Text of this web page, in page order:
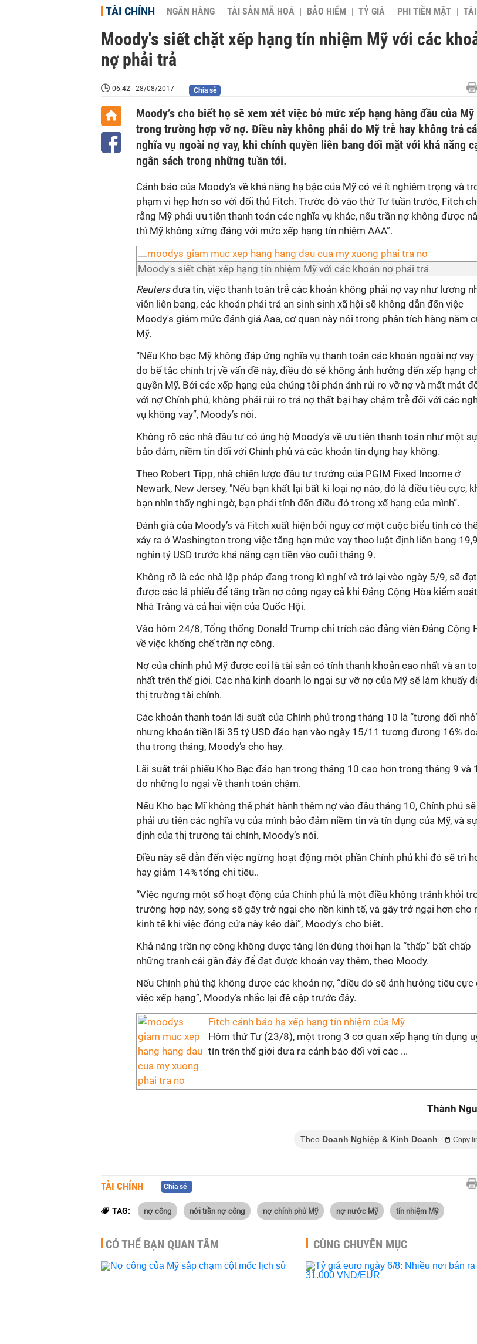
TÀI CHÍNH NGÂN HÀNG TÀI SẢN MÃ HOÁ BẢO HIỂM TỶ GIÁ PHI TIỀN MẶT
Moody's siết chặt xếp hạng tín nhiệm Mỹ với các
nợ phải trả
06:42 | 28/08/2017 Chia sẻ
Moody’s cho biết họ sẽ xem xét việc bỏ mức xếp hạng hàng đầu của Mỹ
trong trường hợp vỡ nợ. Điều này không phải do Mỹ trễ hay không trả
nghĩa vụ ngoài nợ vay, khi chính quyền liên bang đối mặt với khả năng
ngân sách trong những tuần tới.
Cảnh báo của Moody’s về khả năng hạ bậc của Mỹ có vẻ ít nghiêm trọng và
phạm vi hẹp hơn so với đối thủ Fitch. Trước đó vào thứ Tư tuần trước, Fitch
rằng Mỹ phải ưu tiên thanh toán các nghĩa vụ khác, nếu trần nợ không được
thì Mỹ không xứng đáng với mức xếp hạng tín nhiệm AAA”.
Moody's siết chặt xếp hạng tín nhiệm Mỹ với các khoản nợ phải trả
Reutersđưa tin, việc thanh toán trễ các khoản không phải nợ vay như lương
viên liên bang, các khoản phải trả an sinh sinh xã hội sẽ không dẫn đến việc
Moody's giảm mức đánh giá Aaa, cơ quan này nói trong phân tích hàng năm
Mỹ.
“Nếu Kho bạc Mỹ không đáp ứng nghĩa vụ thanh toán các khoản ngoài nợ vay
do bế tắc chính trị về vấn đề này, điều đó sẽ không ảnh hưởng đến xếp hạng
quyền Mỹ. Bởi các xếp hạng của chúng tôi phản ánh rủi ro vỡ nợ và mất mát
với nợ Chính phủ, không phải rủi ro trả nợ thất bại hay chậm trễ đối với các
vụ không vay”, Moody’s nói.
Không rõ các nhà đầu tư có ủng hộ Moody’s về ưu tiên thanh toán như một
bảo đảm, niềm tin đối với Chính phủ và các khoản tín dụng hay không.
Theo Robert Tipp, nhà chiến lược đầu tư trưởng của PGIM Fixed Income ở
Newark, New Jersey, "Nếu bạn khất lại bất kì loại nợ nào, đó là điều tiêu cực,
bạn nhìn thấy nghi ngờ, bạn phải tính đến điều đó trong xế hạng của mình”.
Đánh giá của Moody’s và Fitch xuất hiện bởi nguy cơ một cuộc biểu tình có
xảy ra ở Washington trong việc tăng hạn mức vay theo luật định liên bang 19,9
nghìn tỷ USD trước khả năng cạn tiền vào cuối tháng 9.
Không rõ là các nhà lập pháp đang trong kì nghỉ và trở lại vào ngày 5/9, sẽ đạt
được các lá phiếu để tăng trần nợ công ngay cả khi Đảng Cộng Hòa kiểm soát
Nhà Trắng và cả hai viện của Quốc Hội.
Vào hôm 24/8, Tổng thống Donald Trump chỉ trích các đảng viên Đảng Cộng
về việc khống chế trần nợ công.
Nợ của chính phủ Mỹ được coi là tài sản có tính thanh khoản cao nhất và an
nhất trên thế giới. Các nhà kinh doanh lo ngại sự vỡ nợ của Mỹ sẽ làm khuấy
thị trường tài chính.
Các khoản thanh toán lãi suất của Chính phủ trong tháng 10 là “tương đối
nhưng khoản tiền lãi 35 tỷ USD đáo hạn vào ngày 15/11 tương đương 16%
thu trong tháng, Moody’s cho hay.
Lãi suất trái phiếu Kho Bạc đáo hạn trong tháng 10 cao hơn trong tháng 9 và
do những lo ngại về thanh toán chậm.
Nếu Kho bạc Mĩ không thể phát hành thêm nợ vào đầu tháng 10, Chính phủ sẽ
phải ưu tiên các nghĩa vụ của mình bảo đảm niềm tin và tín dụng của Mỹ, và
định của thị trường tài chính, Moody’s nói.
Điều này sẽ dẫn đến việc ngừng hoạt động một phần Chính phủ khi đó sẽ trì
hay giảm 14% tổng chi tiêu..
“Việc ngưng một số hoạt động của Chính phủ là một điều không tránh khỏi
trường hợp này, song sẽ gây trở ngại cho nền kinh tế, và gây trở ngại hơn cho
kinh tế khi việc đóng cửa này kéo dài”, Moody’s cho biết.
Khả năng trần nợ công không được tăng lên đúng thời hạn là “thấp” bất chấp
những tranh cải gần đây để đạt được khoản vay thêm, theo Moody.
Nếu Chính phủ thậ không được các khoản nợ, “điều đó sẽ ảnh hưởng tiêu cực
việc xếp hạng”, Moody’s nhắc lại đề cập trước đây.
Fitch cảnh báo hạ xếp hạng tín nhiệm của Mỹ
Hôm thứ Tư (23/8), một trong 3 cơ quan xếp hạng tín dụng
tín trên thế giới đưa ra cảnh báo đối với các ...
Thành
Theo Doanh Nghiệp & Kinh Doanh Copy
TÀI CHÍNH Chia sẻ
TAG: nợ công nới trần nợ công nợ chính phủ Mỹ nợ nước Mỹ tín nhiệm Mỹ
CÓ THỂ BẠN QUAN TÂM CÙNG CHUYÊN MỤC